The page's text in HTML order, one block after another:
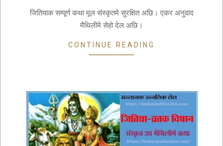
08जितियाक सम्पूर्ण कथा मूल संस्कृतमे सुरक्षित अछि। एकर अनुवाद
मैथिलीमे सेहो देल अछि।
CONTINUE READING